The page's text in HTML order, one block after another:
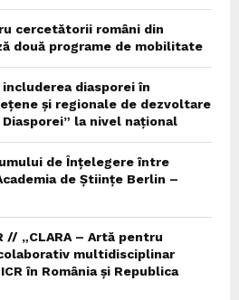
cercetătorii români din
două programe de mobilitate
diasporei în
și regionale de dezvoltare
la nivel național
de Înțelegere între
de Științe Berlin –
// „CLARA – Artă pentru
multidisciplinar
în România și Republica